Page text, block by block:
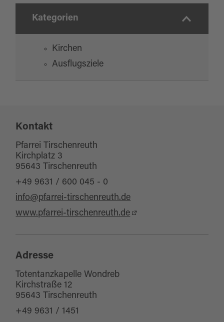
Kategorien
Kirchen
Ausflugsziele
Kontakt
Pfarrei Tirschenreuth
Kirchplatz 3
95643 Tirschenreuth
+49 9631 / 600 045 - 0
info@pfarrei-tirschenreuth.de
www.pfarrei-tirschenreuth.de
Adresse
Totentanzkapelle Wondreb
Kirchstraße 12
95643 Tirschenreuth
+49 9631 / 1451